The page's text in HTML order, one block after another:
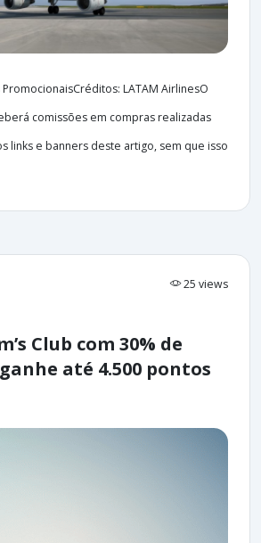
LATAM AirlinesO
comissões em compras realizadas
links e banners deste artigo, sem que isso
25 views
Club com 30% de
até 4.500 pontos